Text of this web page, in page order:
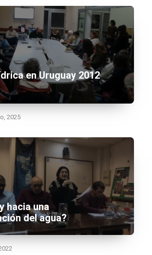
en Uruguay 2012
2025
hacia una
del agua?